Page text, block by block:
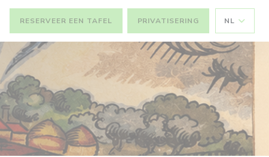
RESERVEER EEN TAFEL PRIVATISERING NL